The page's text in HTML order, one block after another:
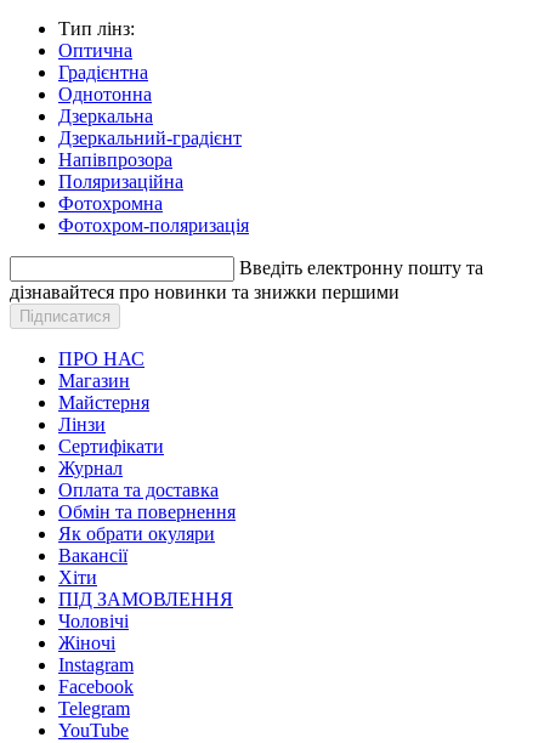
Тип лінз:
Оптична
Градієнтна
Однотонна
Дзеркальна
Дзеркальний-градієнт
Напівпрозора
Поляризаційна
Фотохромна
Фотохром-поляризація
Введіть електронну пошту та
дізнавайтеся про новинки та знижки першими
ПРО НАС
Магазин
Майстерня
Лінзи
Сертифікати
Журнал
Оплата та доставка
Обмін та повернення
Як обрати окуляри
Вакансії
Хіти
ПІД ЗАМОВЛЕННЯ
Чоловічі
Жіночі
Instagram
Facebook
Telegram
YouTube